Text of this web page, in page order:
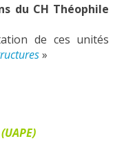
du CH Théophile
de ces unités
»